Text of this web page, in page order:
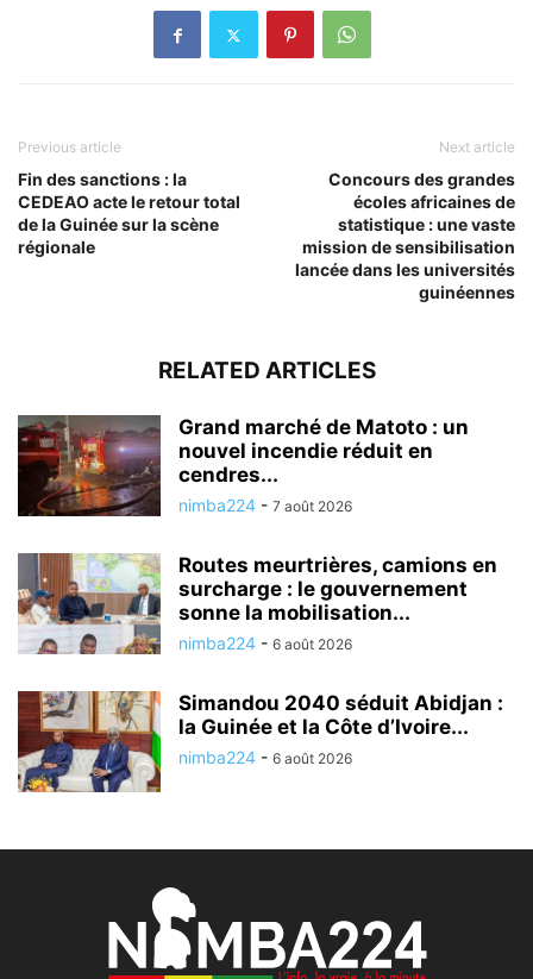
Previous article
Fin des sanctions : la
CEDEAO acte le retour total
de la Guinée sur la scène
régionale
Next article
Concours des grandes
écoles africaines de
statistique : une vaste
mission de sensibilisation
lancée dans les universités
guinéennes
RELATED ARTICLES
Grand marché de Matoto : un
nouvel incendie réduit en
cendres...
nimba224 - 7 août 2026
Routes meurtrières, camions en
surcharge : le gouvernement
sonne la mobilisation...
nimba224 - 6 août 2026
Simandou 2040 séduit Abidjan :
la Guinée et la Côte d’Ivoire...
nimba224 - 6 août 2026